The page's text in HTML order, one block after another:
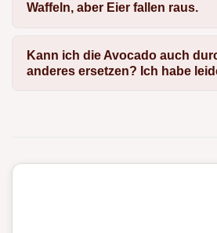
Waffeln, aber Eier fallen raus.
Kann ich die Avocado auch
anderes ersetzen? Ich habe